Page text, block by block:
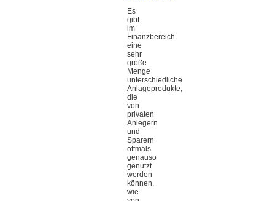
Es
gibt
im
Finanzbereich
eine
sehr
große
Menge
unterschiedliche
Anlageprodukte,
die
von
privaten
Anlegern
und
Sparern
oftmals
genauso
genutzt
werden
können,
wie